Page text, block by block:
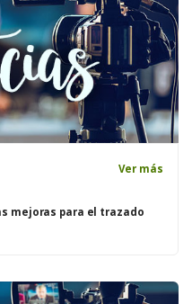
Ver más
mejoras para el trazado